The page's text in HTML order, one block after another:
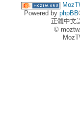
Powered by phpBB
正體中文
©